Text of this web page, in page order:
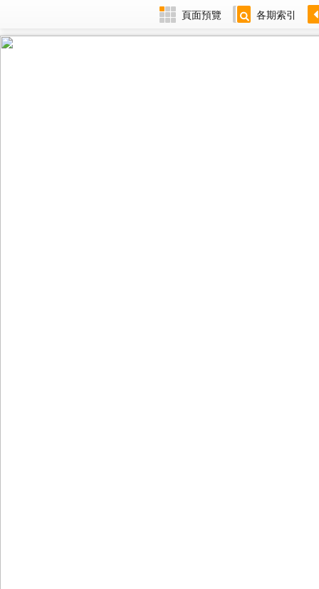
頁面預覽 各期索引